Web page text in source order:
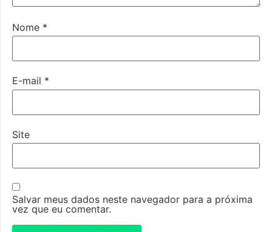
Nome *
E-mail *
Site
Salvar meus dados neste navegador para a próxima
vez que eu comentar.